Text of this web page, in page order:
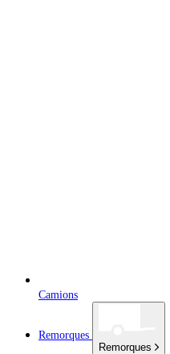
Camions
Remorques
Remorques